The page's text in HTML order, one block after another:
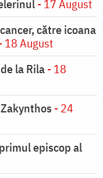
- 17 August
către icoana
18 August
la Rila- 18
- 24
episcop al